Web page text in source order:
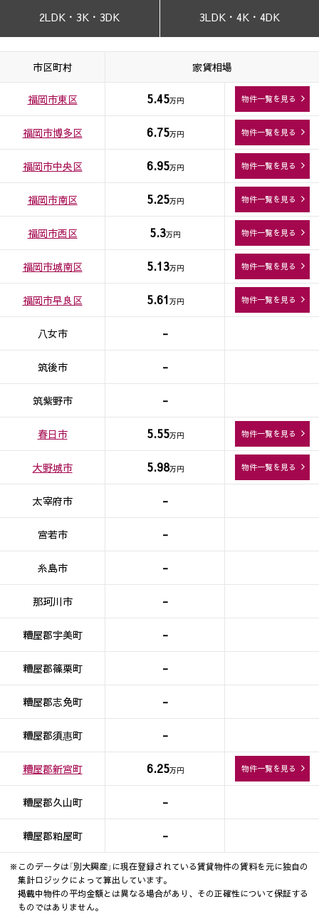
2LDK・3K・3DK 3LDK・4K・4DK
市区町村 家賃相場
福岡市東区 5.45万円 物件一覧を見る
福岡市博多区 6.75万円 物件一覧を見る
福岡市中央区 6.95万円 物件一覧を見る
福岡市南区 5.25万円 物件一覧を見る
福岡市西区 5.3万円 物件一覧を見る
福岡市城南区 5.13万円 物件一覧を見る
福岡市早良区 5.61万円 物件一覧を見る
八女市 -
筑後市 -
筑紫野市 -
春日市 5.55万円 物件一覧を見る
大野城市 5.98万円 物件一覧を見る
太宰府市 -
宮若市 -
糸島市 -
那珂川市 -
糟屋郡宇美町 -
糟屋郡篠栗町 -
糟屋郡志免町 -
糟屋郡須惠町 -
糟屋郡新宮町 6.25万円 物件一覧を見る
糟屋郡久山町 -
糟屋郡粕屋町 -
※このデータは「別大興産」に現在登録されている賃貸物件の賃料を元に独自の
集計ロジックによって算出しています。
掲載中物件の平均金額とは異なる場合があり、その正確性について保証する
ものではありません。